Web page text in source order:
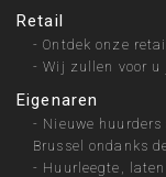
Retail
-Ontdek onze
-Wij zullen voor u
Eigenaren
- Nieuwe
Brussel ondanks
- Huurleegte,